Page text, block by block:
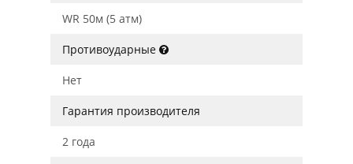
WR 50м (5 атм)
Противоударные
Нет
Гарантия производителя
2 года